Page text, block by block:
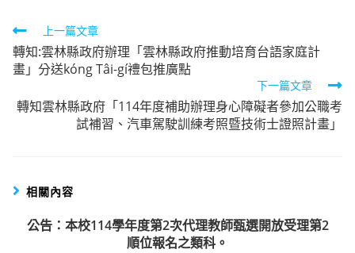
Read
more
articles
上一篇文章
轉知:雲林縣政府辦理「雲林縣政府推動培育台語家庭計
畫」分送kóng Tâi-gí禮包推廣點
下一篇文章
轉知雲林縣政府「114年度補助辦理身心障礙者參加公職考
試補習、汽車駕駛訓練考照暨技術士證照計畫」
相關內容
公告：本校114學年度第2次代理教師甄選開放受理第2
順位報名之類科。